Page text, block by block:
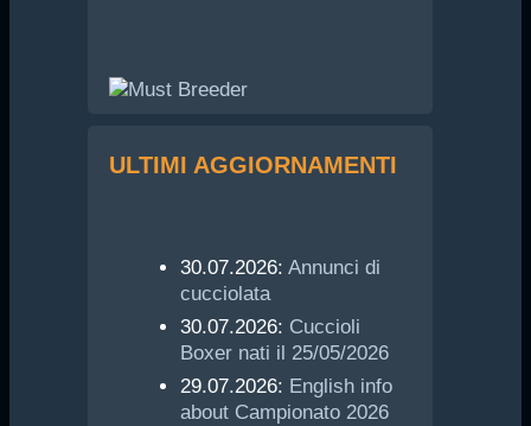
ULTIMI AGGIORNAMENTI
30.07.2026: Annunci di
cucciolata
30.07.2026: Cuccioli
Boxer nati il 25/05/2026
29.07.2026: English info
about Campionato 2026